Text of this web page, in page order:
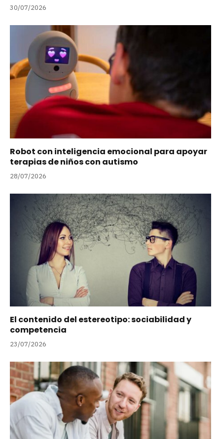
30/07/2026
Robot con inteligencia emocional para apoyar
terapias de niños con autismo
28/07/2026
El contenido del estereotipo: sociabilidad y
competencia
23/07/2026